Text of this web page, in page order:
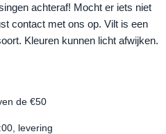
achteraf! Mocht er iets niet
contact met ons op. Vilt is een
Kleuren kunnen licht afwijken.
de €50
levering